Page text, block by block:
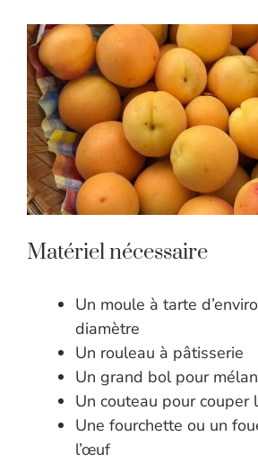
Matériel nécessaire
Un moule à tarte
diamètre
Un rouleau à pâtisserie
Un grand bol pour
Un couteau pour couper
Une fourchette ou un
l’œuf